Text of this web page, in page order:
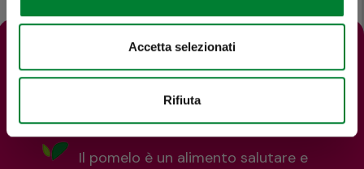
Accetta selezionati
Rifiuta
Curiosità
Il pomelo è un alimento salutare e